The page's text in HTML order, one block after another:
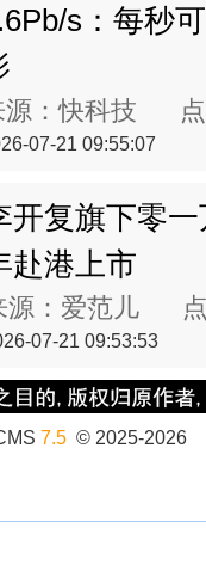
s：每秒
源：快科技 点
07-21 09:55:07
开复旗下零
赴港上市
源：爱范儿
07-21 09:53:53
7.5 © 2025-2026